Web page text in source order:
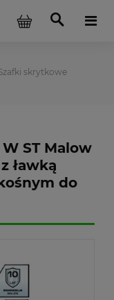
skrytkowe
ST Malow
ławką
do